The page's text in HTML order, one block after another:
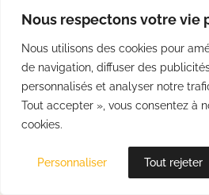
Nous respectons votre vie
Nous utilisons des cookies pour
de navigation, diffuser des
personnalisés et analyser notre
Tout accepter », vous consentez à
cookies.
Personnaliser Tout rejeter